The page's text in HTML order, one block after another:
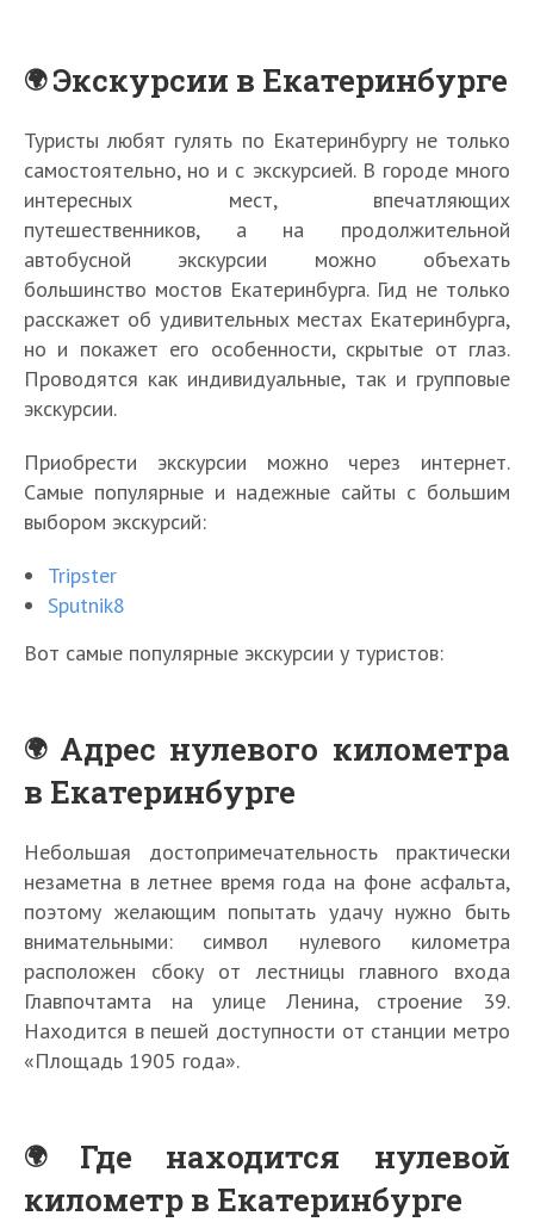
Экскурсии в Екатеринбурге
Туристы любят гулять по Екатеринбургу не только
самостоятельно, но и с экскурсией. В городе много
интересных мест, впечатляющих
путешественников, а на продолжительной
автобусной экскурсии можно объехать
большинство мостов Екатеринбурга. Гид не только
расскажет об удивительных местах Екатеринбурга,
но и покажет его особенности, скрытые от глаз.
Проводятся как индивидуальные, так и групповые
экскурсии.
Приобрести экскурсии можно через интернет.
Самые популярные и надежные сайты с большим
выбором экскурсий:
Tripster
Sputnik8
Вот самые популярные экскурсии у туристов:
Адрес нулевого километра
в Екатеринбурге
Небольшая достопримечательность практически
незаметна в летнее время года на фоне асфальта,
поэтому желающим попытать удачу нужно быть
внимательными: символ нулевого километра
расположен сбоку от лестницы главного входа
Главпочтамта на улице Ленина, строение 39.
Находится в пешей доступности от станции метро
«Площадь 1905 года».
Где находится нулевой
километр в Екатеринбурге